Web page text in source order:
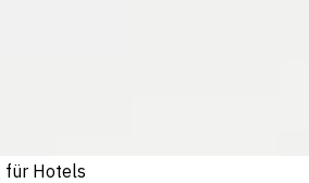
für Hotels